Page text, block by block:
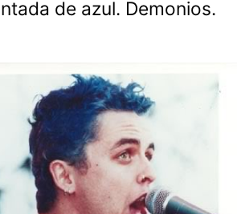
de azul. Demonios.